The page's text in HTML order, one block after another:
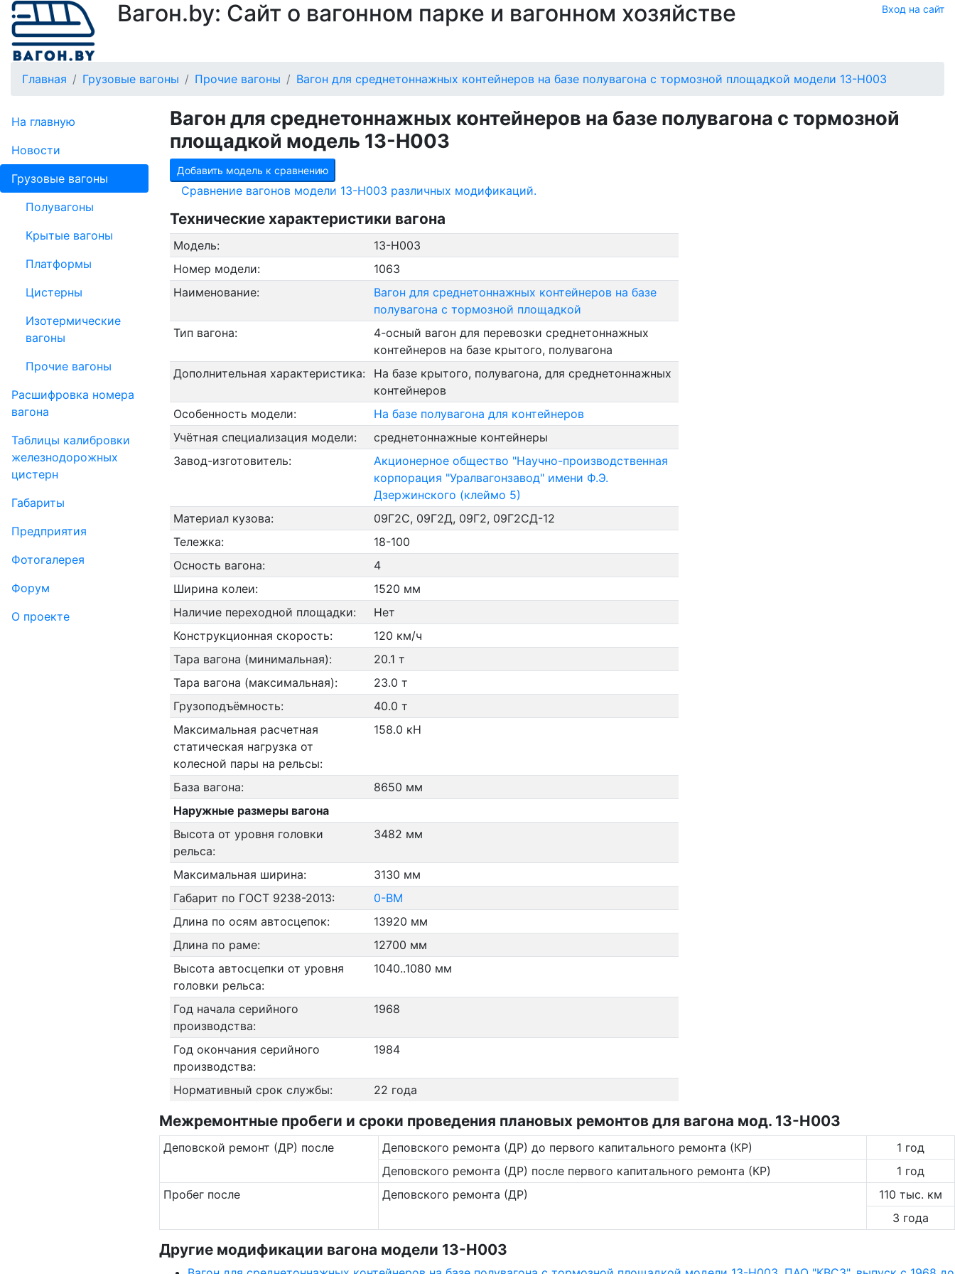
Вагон.by: Сайт о вагонном парке и вагонном хозяйстве Вход на сайт
Главная Грузовые вагоны Прочие вагоны Вагон для среднетоннажных контейнеров на базе полувагона с тормозной площадкой модели 13-Н003
На главную
Новости
Грузовые вагоны
Полувагоны
Крытые вагоны
Платформы
Цистерны
Изотермические
вагоны
Прочие вагоны
Рас­шифров­ка номера
вагона
Таблицы калибровки
же­лезно­дорожных
цистерн
Габариты
Пред­прия­тия
Фо­то­га­ле­рея
Форум
О проекте
Вагон для среднетоннажных контейнеров на базе полувагона с тормозной
площадкой модель 13-Н003
Добавить модель к сравнению
Сравнение вагонов модели 13-Н003 различных модификаций.
Технические характеристики вагона
Модель:
13-Н003
Номер модели:
1063
Наименование:
Вагон для среднетоннажных контейнеров на базе
полувагона с тормозной площадкой
Тип вагона:
4-осный вагон для перевозки среднетоннажных
контейнеров на базе крытого, полувагона
Дополнительная характеристика:
На базе крытого, полувагона, для среднетоннажных
контейнеров
Особенность модели:
На базе полувагона для контейнеров
Учётная специализация модели:
среднетоннажные контейнеры
Завод-изготовитель:
Акционерное общество "Научно-производственная
корпорация "Уралвагонзавод" имени Ф.Э.
Дзержинского (клеймо 5)
Материал кузова:
09Г2С, 09Г2Д, 09Г2, 09Г2СД-12
Тележка:
18-100
Осность вагона:
4
Ширина колеи:
1520 мм
Наличие переходной площадки:
Нет
Конструкционная скорость:
120 км/ч
Тара вагона (минимальная):
20.1 т
Тара вагона (максимальная):
23.0 т
Грузоподъёмность:
40.0 т
Максимальная расчетная
статическая нагрузка от
колесной пары на рельсы:
158.0 кН
База вагона:
8650 мм
Наружные размеры вагона
Высота от уровня головки
рельса:
3482 мм
Максимальная ширина:
3130 мм
Габарит по ГОСТ 9238-2013:
0-ВМ
Длина по осям автосцепок:
13920 мм
Длина по раме:
12700 мм
Высота автосцепки от уровня
головки рельса:
1040..1080 мм
Год начала серийного
производства:
1968
Год окончания серийного
производства:
1984
Нормативный срок службы: 22 года
Межремонтные пробеги и сроки проведения плановых ремонтов для вагона мод. 13-Н003
Де­повс­кой ремонт (ДР) после Деповского ремонта (ДР) до первого капитального ремонта (КР)
1 год
Деповского ремонта (ДР) после первого капитального ремонта (КР)
1 год
Пробег после
Деповского ремонта (ДР)
110 тыс. км
3 года
Другие модификации вагона модели 13-Н003